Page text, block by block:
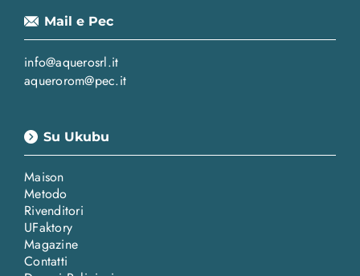
Mail e Pec
info@aquerosrl.it
aquerorom@pec.it
Su Ukubu
Maison
Metodo
Rivenditori
UFaktory
Magazine
Contatti